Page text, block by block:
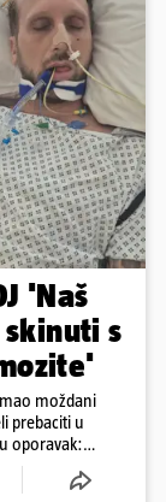
'Naš
s
moždani
prebaciti u
oporavak: